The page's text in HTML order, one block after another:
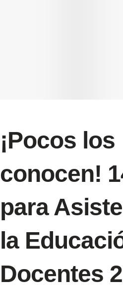
¡Pocos los
conocen!
para
la
Docentes